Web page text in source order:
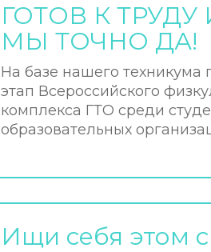
ГОТОВ К
МЫ ТОЧНО ДА!
На базе нашего
этап Всероссийского
комплекса ГТО среди
образовательных
Ищи себя этом